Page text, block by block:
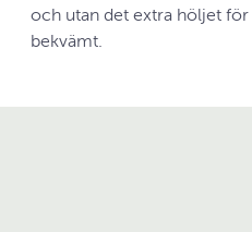
och utan det extra höljet
bekvämt.